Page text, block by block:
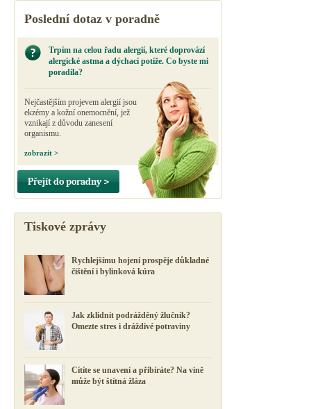
Poslední dotaz v poradně
Trpím na celou řadu alergií, které doprovází
alergické astma a dýchací potíže. Co byste mi
poradila?
Nejčastějším projevem alergií jsou
ekzémy a kožní onemocnění, jež
vznikají z důvodu zanesení
organismu.
zobrazit >
Přejít do poradny >
Tiskové zprávy
Rychlejšímu hojení prospěje důkladné
čištění i bylinková kúra
Jak zklidnit podrážděný žlučník?
Omezte stres i dráždivé potraviny
Cítíte se unavení a přibíráte? Na vině
může být štítná žláza